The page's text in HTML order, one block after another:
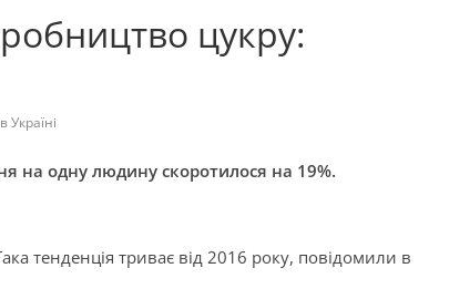
цукру:
Україні
на одну людину скоротилося на 19%.
тенденція триває від 2016 року, повідомили в